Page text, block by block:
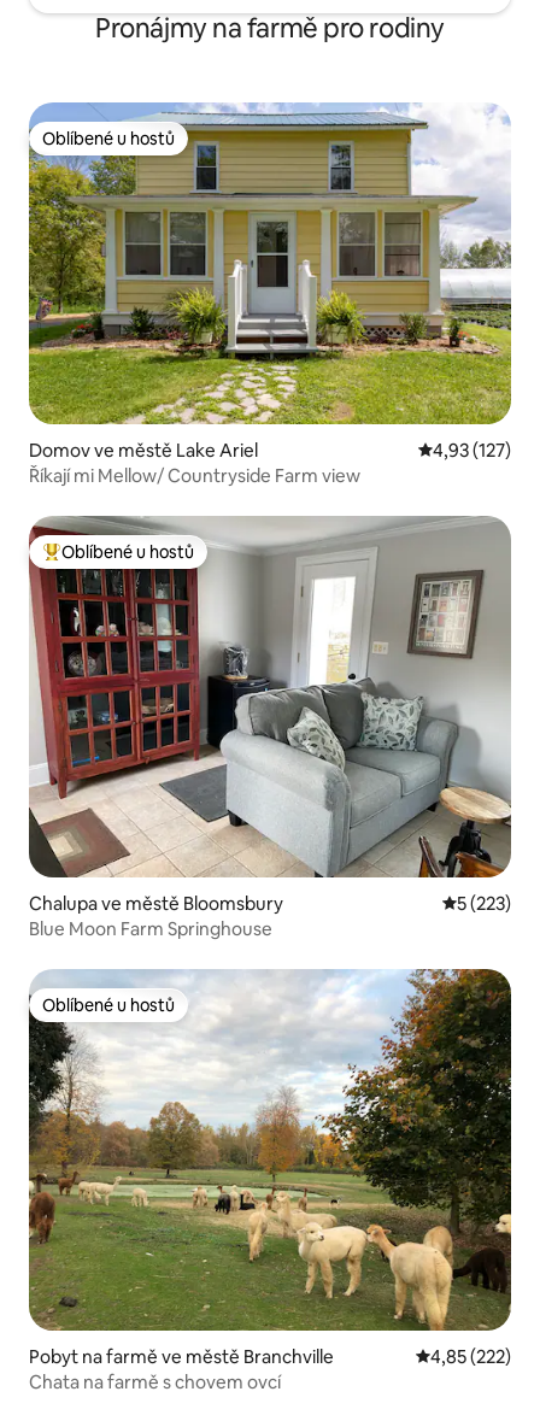
Pronájmy na farmě pro rodiny
Oblíbené u hostů
Oblíbené u hostů
Domov ve městě Lake Ariel Průměrné
4,93 (127)
Říkají mi Mellow/ Countryside Farm view
Nejlepší v kategorii Oblíbené u hostů
Oblíbené u hostů
Chalupa ve městě Bloomsbury Průměrné
5 (223)
Blue Moon Farm Springhouse
Oblíbené u hostů
Oblíbené u hostů
Pobyt na farmě ve městě Branchville Průměrné
4,85 (222)
Chata na farmě s chovem ovcí